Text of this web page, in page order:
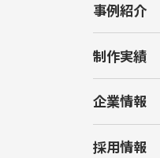
事例紹介
制作実績
企業情報
採用情報